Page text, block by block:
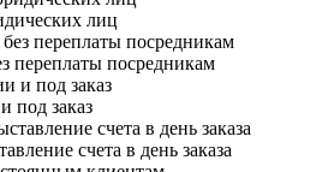
лиц
переплаты посредникам
и под заказ
счета в день заказа